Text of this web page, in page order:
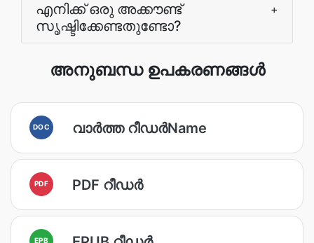
എനിക്ക് ഒരു അക്കൗണ്ട്
സൃഷ്ടിക്കേണ്ടതുണ്ടോ?
+
അനുബന്ധ ഉപകരണങ്ങൾ
DOC വാര്‍ത്ത റീഡര്‍Name
PDF PDF റീഡർ
EPB